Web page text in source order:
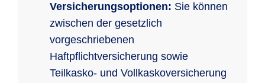
Versicherungsoptionen: Sie können
zwischen der gesetzlich
vorgeschriebenen
Haftpflichtversicherung sowie
Teilkasko- und Vollkaskoversicherung